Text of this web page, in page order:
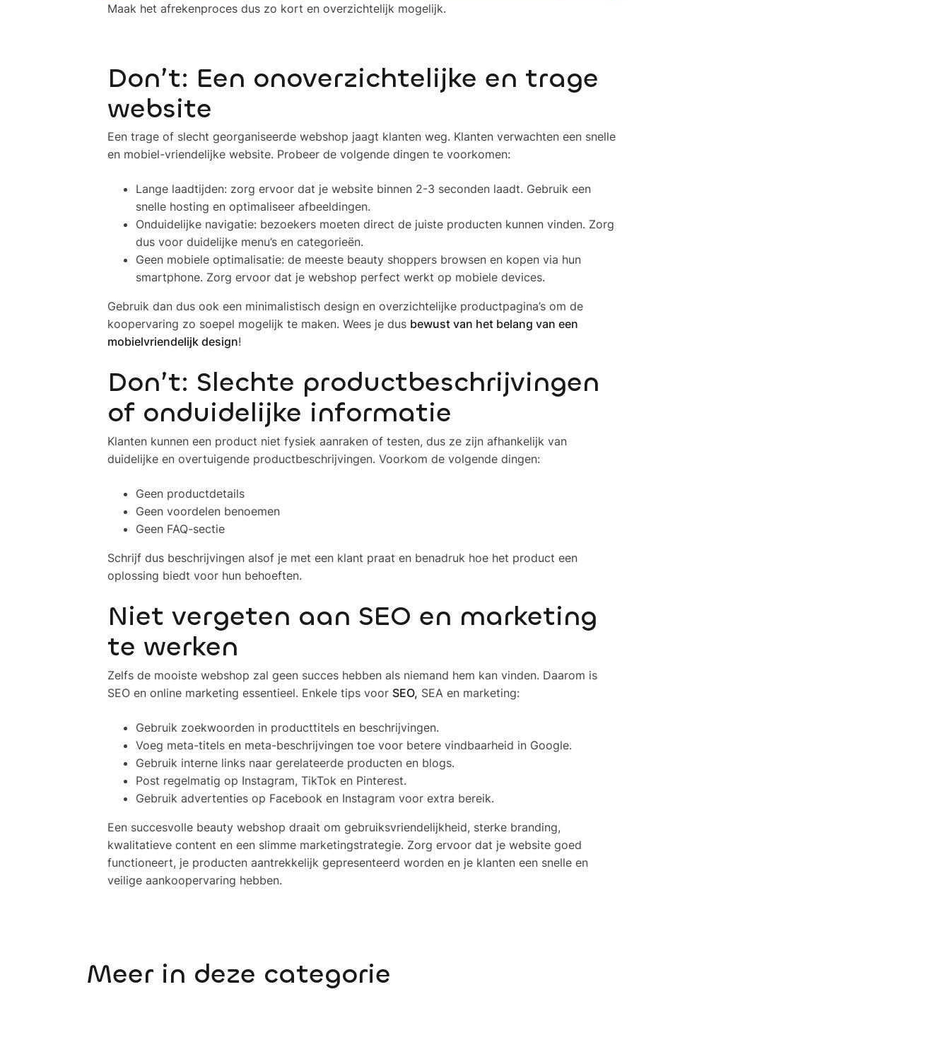
Maak het afrekenproces dus zo kort en overzichtelijk mogelijk.
Don’t: Een onoverzichtelijke en trage
website
Een trage of slecht georganiseerde webshop jaagt klanten weg. Klanten verwachten een snelle
en mobiel-vriendelijke website. Probeer de volgende dingen te voorkomen:
Lange laadtijden: zorg ervoor dat je website binnen 2-3 seconden laadt. Gebruik een
snelle hosting en optimaliseer afbeeldingen.
Onduidelijke navigatie: bezoekers moeten direct de juiste producten kunnen vinden. Zorg
dus voor duidelijke menu’s en categorieën.
Geen mobiele optimalisatie: de meeste beauty shoppers browsen en kopen via hun
smartphone. Zorg ervoor dat je webshop perfect werkt op mobiele devices.
Gebruik dan dus ook een minimalistisch design en overzichtelijke productpagina’s om de
koopervaring zo soepel mogelijk te maken. Wees je dus bewust van het belang van een
mobielvriendelijk design!
Don’t: Slechte productbeschrijvingen
of onduidelijke informatie
Klanten kunnen een product niet fysiek aanraken of testen, dus ze zijn afhankelijk van
duidelijke en overtuigende productbeschrijvingen. Voorkom de volgende dingen:
Geen productdetails
Geen voordelen benoemen
Geen FAQ-sectie
Schrijf dus beschrijvingen alsof je met een klant praat en benadruk hoe het product een
oplossing biedt voor hun behoeften.
Niet vergeten aan SEO en marketing
te werken
Zelfs de mooiste webshop zal geen succes hebben als niemand hem kan vinden. Daarom is
SEO en online marketing essentieel. Enkele tips voor SEO, SEA en marketing:
Gebruik zoekwoorden in producttitels en beschrijvingen.
Voeg meta-titels en meta-beschrijvingen toe voor betere vindbaarheid in Google.
Gebruik interne links naar gerelateerde producten en blogs.
Post regelmatig op Instagram, TikTok en Pinterest.
Gebruik advertenties op Facebook en Instagram voor extra bereik.
Een succesvolle beauty webshop draait om gebruiksvriendelijkheid, sterke branding,
kwalitatieve content en een slimme marketingstrategie. Zorg ervoor dat je website goed
functioneert, je producten aantrekkelijk gepresenteerd worden en je klanten een snelle en
veilige aankoopervaring hebben.
Meer in deze categorie